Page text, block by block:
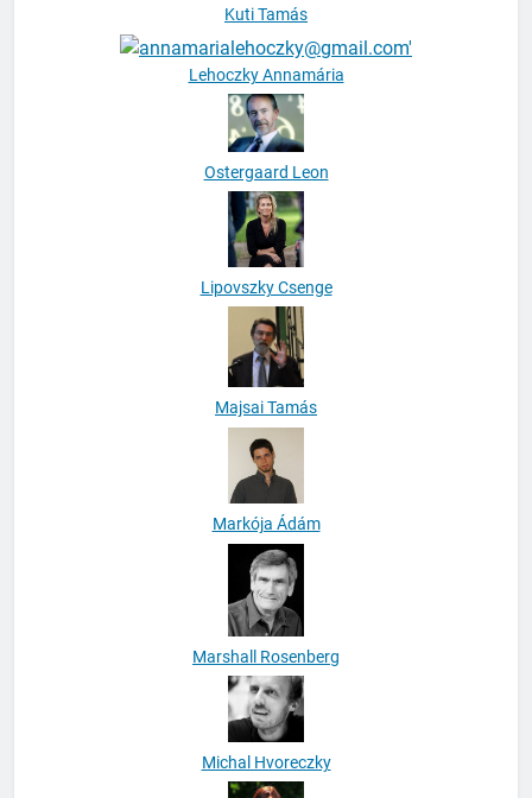
Kuti Tamás
Lehoczky Annamária
Ostergaard Leon
Lipovszky Csenge
Majsai Tamás
Markója Ádám
Marshall Rosenberg
Michal Hvoreczky